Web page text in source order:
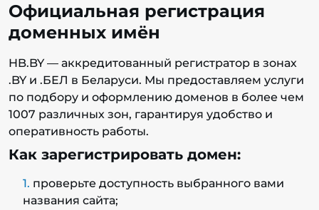
Официальная регистрация
доменных имён
HB.BY — аккредитованный регистратор в зонах
.BY и .БЕЛ в Беларуси. Мы предоставляем услуги
по подбору и оформлению доменов в более чем
1007 различных зон, гарантируя удобство и
оперативность работы.
Как зарегистрировать домен:
проверьте доступность выбранного вами
названия сайта;